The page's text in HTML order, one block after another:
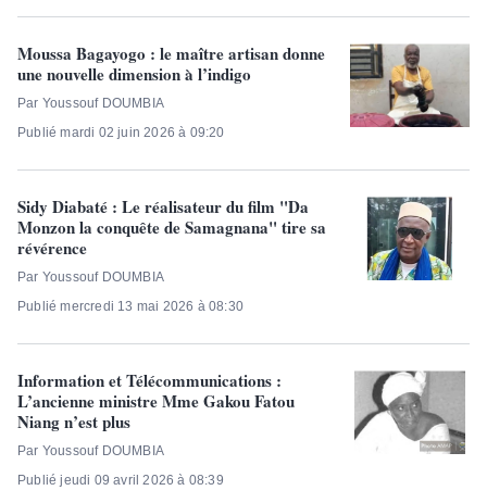
Moussa Bagayogo : le maître artisan donne
une nouvelle dimension à l’indigo
Par Youssouf DOUMBIA
Publié mardi 02 juin 2026 à 09:20
Sidy Diabaté : Le réalisateur du film "Da
Monzon la conquête de Samagnana" tire sa
révérence
Par Youssouf DOUMBIA
Publié mercredi 13 mai 2026 à 08:30
Information et Télécommunications :
L’ancienne ministre Mme Gakou Fatou
Niang n’est plus
Par Youssouf DOUMBIA
Publié jeudi 09 avril 2026 à 08:39